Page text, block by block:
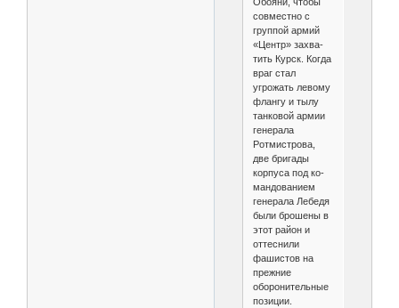
совместно с
группой армий
«Центр» захва­
тить Курск. Когда
враг стал
угрожать левому
флангу и тылу
танковой армии
генерала
Ротмистрова,
две бригады
корпуса под ко­
мандованием
генерала Лебедя
были бро­шены в
этот район и
оттеснили
фашистов на
прежние
оборонительные
позиции.